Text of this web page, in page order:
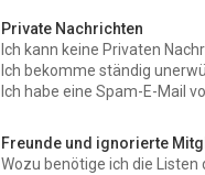
Private Nachrichten
Ich kann keine Privaten
Ich bekomme ständig
Ich habe eine Spam-E-Mail
Freunde und ignorierte
Wozu benötige ich die